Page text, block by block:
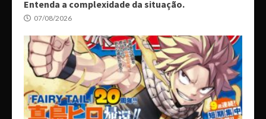
Entenda a complexidade da situação.
07/08/2026